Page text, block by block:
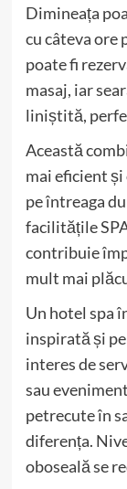
Dimineața
cu câteva ore
poate fi
masaj, iar
liniștită,
Această
mai eficient și
pe întreaga
facilitățile
contribuie
mult mai
Un hotel spa
inspirată și
interes de
sau
petrecute în
diferența.
oboseală se